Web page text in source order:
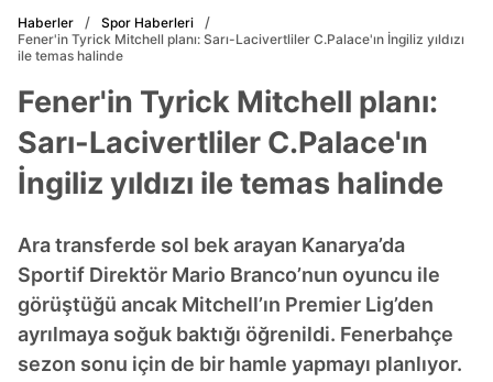
Haberler
Spor Haberleri
Fener'in Tyrick Mitchell planı: Sarı-Lacivertliler C.Palace'ın İngiliz yıldızı
ile temas halinde
Fener'in Tyrick Mitchell planı:
Sarı-Lacivertliler C.Palace'ın
İngiliz yıldızı ile temas halinde
Ara transferde sol bek arayan Kanarya’da
Sportif Direktör Mario Branco’nun oyuncu ile
görüştüğü ancak Mitchell’ın Premier Lig’den
ayrılmaya soğuk baktığı öğrenildi. Fenerbahçe
sezon sonu için de bir hamle yapmayı planlıyor.